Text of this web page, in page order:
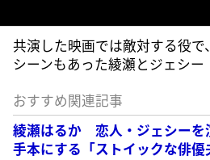
共演した映画では敵対する役で
シーンもあった綾瀬とジェシー
おすすめ関連記事
綾瀬はるか 恋人・ジェシーを
手本にする「ストイックな俳優